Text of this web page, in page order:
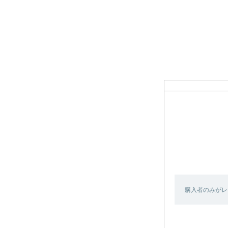
購入者のみが